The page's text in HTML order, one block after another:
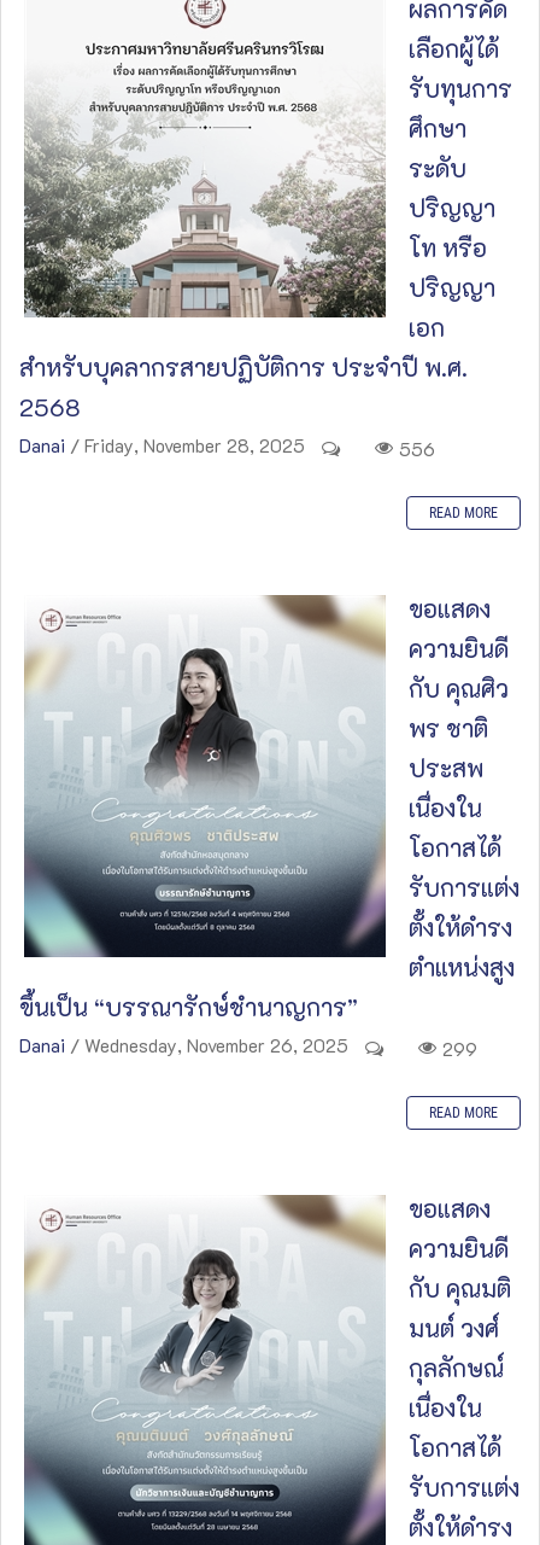
ผลการคัด
เลือกผู้ได้
รับทุนการ
ศึกษา
ระดับ
ปริญญา
โท หรือ
ปริญญา
เอก
สำหรับบุคลากรสายปฏิบัติการ ประจำปี พ.ศ.
2568
Danai / Friday, November 28, 2025 556
READ MORE
ขอแสดง
ความยินดี
กับ คุณศิว
พร ชาติ
ประสพ
เนื่องใน
โอกาสได้
รับการแต่ง
ตั้งให้ดำรง
ตำแหน่งสูง
ขึ้นเป็น “บรรณารักษ์ชำนาญการ”
Danai / Wednesday, November 26, 2025 299
READ MORE
ขอแสดง
ความยินดี
กับ คุณมติ
มนต์ วงศ์
กุลลักษณ์
เนื่องใน
โอกาสได้
รับการแต่ง
ตั้งให้ดำรง